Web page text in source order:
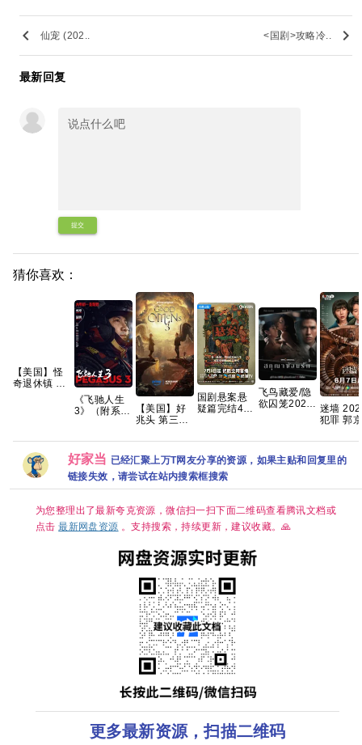
keyboard_arrow_left 仙宠 (202.. <国剧>攻略冷.. keyboard_arrow_right
最新回复
提交
猜你喜欢：
【美国】怪
奇退休镇 第
自治镇 夸克
《飞驰人生
3》（附系
本煜 魏翔 沙
溢 范丞丞 孙
艺洲2026/剧
情/喜剧/运
动/4K电影
【美国】好
兆头 第三季
/ 喜剧 / 奇幻
又名: 好兆头
最终季 夸克
国剧悬案悬
疑篇完结4K
集上线 王传
君江奇霖杨
烁主演
飞鸟藏爱/隐
欲囚笼2026
迷墙
犯罪 郭
最新 夸克
好家当 已经汇聚上万T网友分享的资源，如果主贴和回复里的
链接失效，请尝试在站内搜索框搜索
为您整理出了最新夸克资源，微信扫一扫下面二维码查看腾讯文档或
点击最新网盘资源 。支持搜索，持续更新，建议收藏。🙏
更多最新资源，扫描二维码